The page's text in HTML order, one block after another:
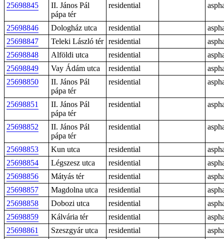
25698845
II. János Pál
pápa tér
residential
25698846 Dologház utca residential
25698847
Teleki László tér residential
25698848
Alföldi utca residential
25698849
Vay Ádám utca residential
25698850
II. János Pál
pápa tér
residential
25698851
II. János Pál
pápa tér
residential
25698852
II. János Pál
pápa tér
residential
25698853 Kun utca residential
25698854
Légszesz utca residential
25698856
Mátyás tér residential
25698857
Magdolna utca residential
25698858
Dobozi utca residential
25698859
Kálvária tér residential
25698861
Szeszgyár utca residential